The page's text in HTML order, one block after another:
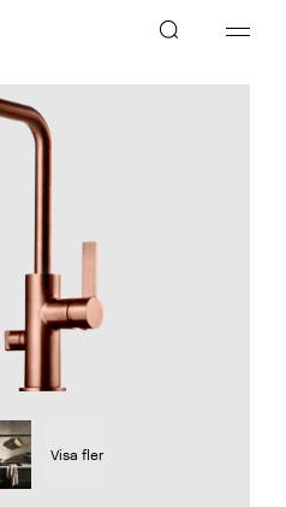
Visa fler